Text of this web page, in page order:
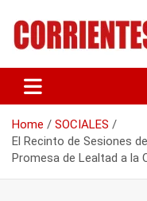
content
Home
SOCIALES
El Recinto de Sesiones
Promesa de Lealtad a la